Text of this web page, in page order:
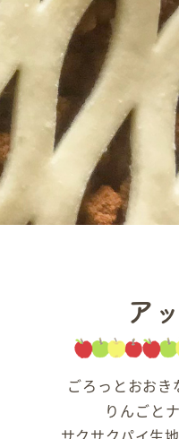
ア
ごろっとおおき
りんごと